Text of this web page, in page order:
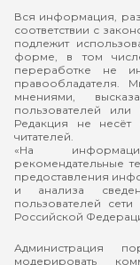
Вся информация,
соответствии с
подлежит
форме, в том
переработке не
правообладателя.
мнениями,
пользователей
Редакция не несёт
читателей.
«На
рекомендательные
предоставления
и анализа
пользователей
Российской
Администрация
модерировать